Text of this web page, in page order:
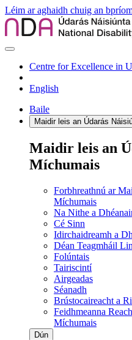
Léim ar aghaidh chuig an
Centre for Excellence in
English
Baile
Maidir leis an Údarás
Maidir leis an
Míchumais
Forbhreathnú ar
Míchumais
Na Nithe a
Cé Sinn
Idirchaidreamh a
Déan Teagmháil
Folúntais
Tairiscintí
Airgeadas
Séanadh
Brústocaireacht a
Feidhmeanna
Míchumais
Dún